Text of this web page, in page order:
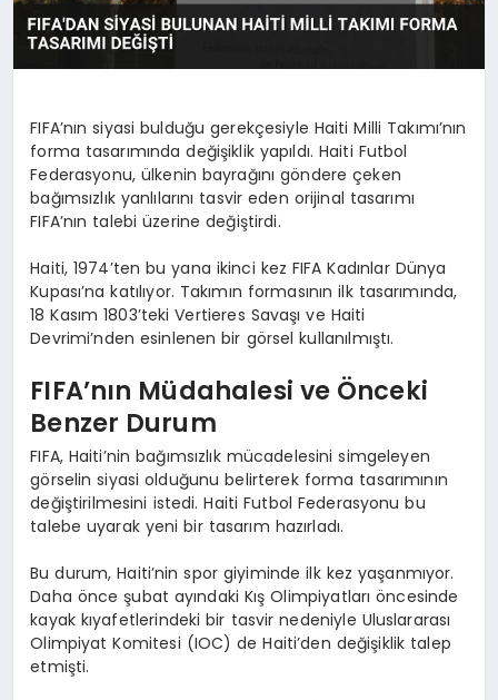
TEKNOLOJI
FIFA’nın siyasi bulduğu gerekçesiyle Haiti Milli Takımı’nın
forma tasarımında değişiklik yapıldı. Haiti Futbol
Federasyonu, ülkenin bayrağını göndere çeken
bağımsızlık yanlılarını tasvir eden orijinal tasarımı
FIFA’nın talebi üzerine değiştirdi.
Haiti, 1974’ten bu yana ikinci kez FIFA Kadınlar Dünya
Kupası’na katılıyor. Takımın formasının ilk tasarımında,
18 Kasım 1803’teki Vertieres Savaşı ve Haiti
Devrimi’nden esinlenen bir görsel kullanılmıştı.
FIFA’nın Müdahalesi ve Önceki
Benzer Durum
FIFA, Haiti’nin bağımsızlık mücadelesini simgeleyen
görselin siyasi olduğunu belirterek forma tasarımının
değiştirilmesini istedi. Haiti Futbol Federasyonu bu
talebe uyarak yeni bir tasarım hazırladı.
Bu durum, Haiti’nin spor giyiminde ilk kez yaşanmıyor.
Daha önce şubat ayındaki Kış Olimpiyatları öncesinde
kayak kıyafetlerindeki bir tasvir nedeniyle Uluslararası
Olimpiyat Komitesi (IOC) de Haiti’den değişiklik talep
etmişti.